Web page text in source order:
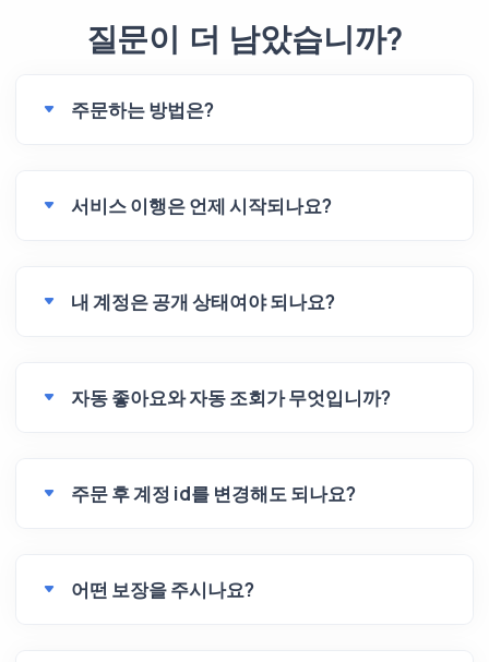
질문이 더 남았습니까?
주문하는 방법은?
서비스 이행은 언제 시작되나요?
내 계정은 공개 상태여야 되나요?
자동 좋아요와 자동 조회가 무엇입니까?
주문 후 계정 id를 변경해도 되나요?
어떤 보장을 주시나요?